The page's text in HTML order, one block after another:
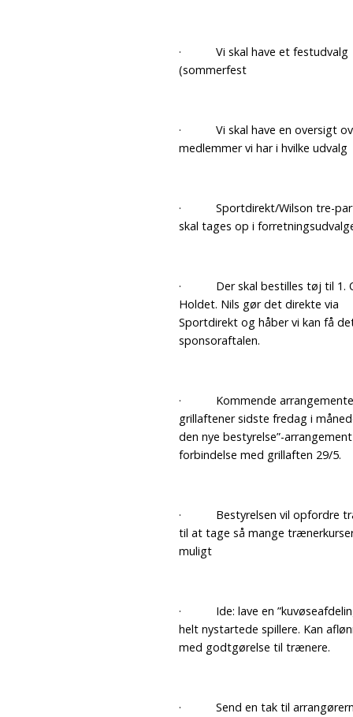
· Vi skal have et festudvalg
(sommerfest
· Vi skal have en oversigt
medlemmer vi har i hvilke udvalg
· Sportdirekt/Wilson tre-
skal tages op i
· Der skal bestilles tøj til 1.
Holdet. Nils gør det direkte via
Sportdirekt og håber vi kan få
sponsoraftalen.
· Kommende
grillaftener sidste fredag i
den nye bestyrelse”-
forbindelse med grillaften 29/5.
· Bestyrelsen vil opfordre
til at tage så mange
muligt
· Ide: lave en
helt nystartede spillere. Kan
med godtgørelse til trænere.
· Send en tak til